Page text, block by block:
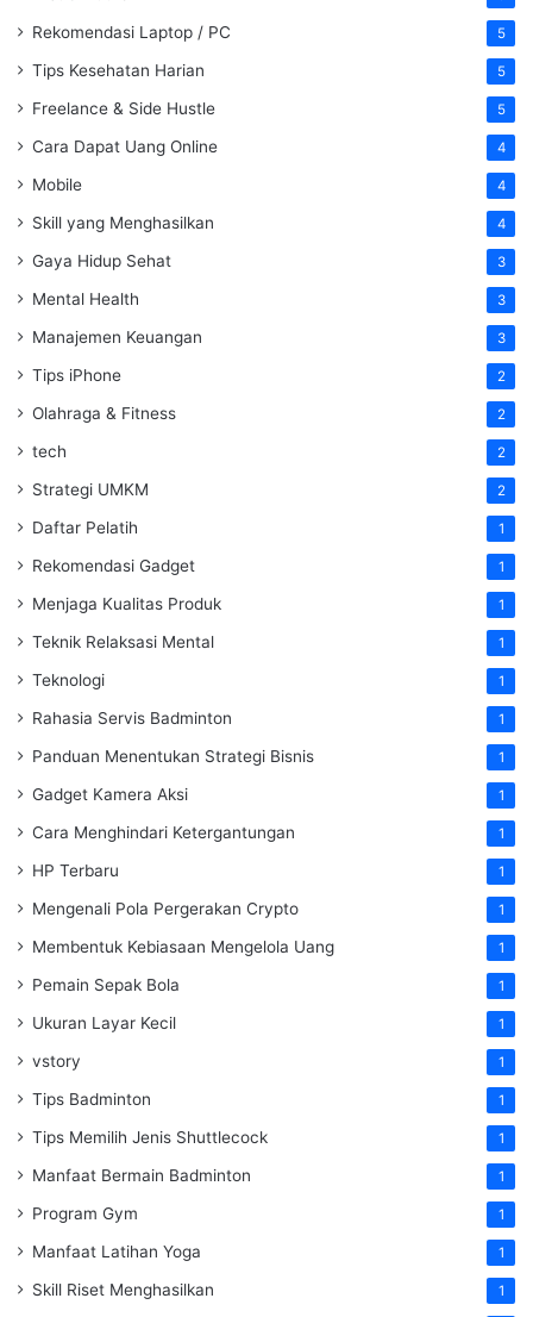
Rekomendasi Laptop / PC 5
Tips Kesehatan Harian 5
Freelance & Side Hustle 5
Cara Dapat Uang Online 4
Mobile 4
Skill yang Menghasilkan 4
Gaya Hidup Sehat 3
Mental Health 3
Manajemen Keuangan 3
Tips iPhone 2
Olahraga & Fitness 2
tech 2
Strategi UMKM 2
Daftar Pelatih 1
Rekomendasi Gadget 1
Menjaga Kualitas Produk 1
Teknik Relaksasi Mental 1
Teknologi 1
Rahasia Servis Badminton 1
Panduan Menentukan Strategi Bisnis 1
Gadget Kamera Aksi 1
Cara Menghindari Ketergantungan 1
HP Terbaru 1
Mengenali Pola Pergerakan Crypto 1
Membentuk Kebiasaan Mengelola Uang 1
Pemain Sepak Bola 1
Ukuran Layar Kecil 1
vstory 1
Tips Badminton 1
Tips Memilih Jenis Shuttlecock 1
Manfaat Bermain Badminton 1
Program Gym 1
Manfaat Latihan Yoga 1
Skill Riset Menghasilkan 1